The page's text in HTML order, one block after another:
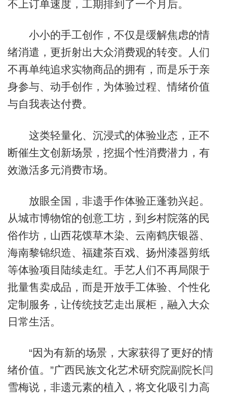
不上订单速度，工期排到了一个月后。
小小的手工创作，不仅是缓解焦虑的情
绪消遣，更折射出大众消费观的转变。人们
不再单纯追求实物商品的拥有，而是乐于亲
身参与、动手创作，为体验过程、情绪价值
与自我表达付费。
这类轻量化、沉浸式的体验业态，正不
断催生文创新场景，挖掘个性消费潜力，有
效激活多元消费市场。
放眼全国，非遗手作体验正蓬勃兴起。
从城市博物馆的创意工坊，到乡村院落的民
俗作坊，山西花馍草木染、云南鹤庆银器、
海南黎锦织造、福建茶百戏、扬州漆器剪纸
等体验项目陆续走红。手艺人们不再局限于
批量售卖成品，而是开放手工体验、个性化
定制服务，让传统技艺走出展柜，融入大众
日常生活。
“因为有新的场景，大家获得了更好的情
绪价值。”广西民族文化艺术研究院副院长闫
雪梅说，非遗元素的植入，将文化吸引力高